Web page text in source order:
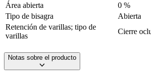
Área abierta
0 %
Tipo de bisagra
Abierta
Retención de varillas; tipo de
varillas
Cierre
Notas sobre el producto